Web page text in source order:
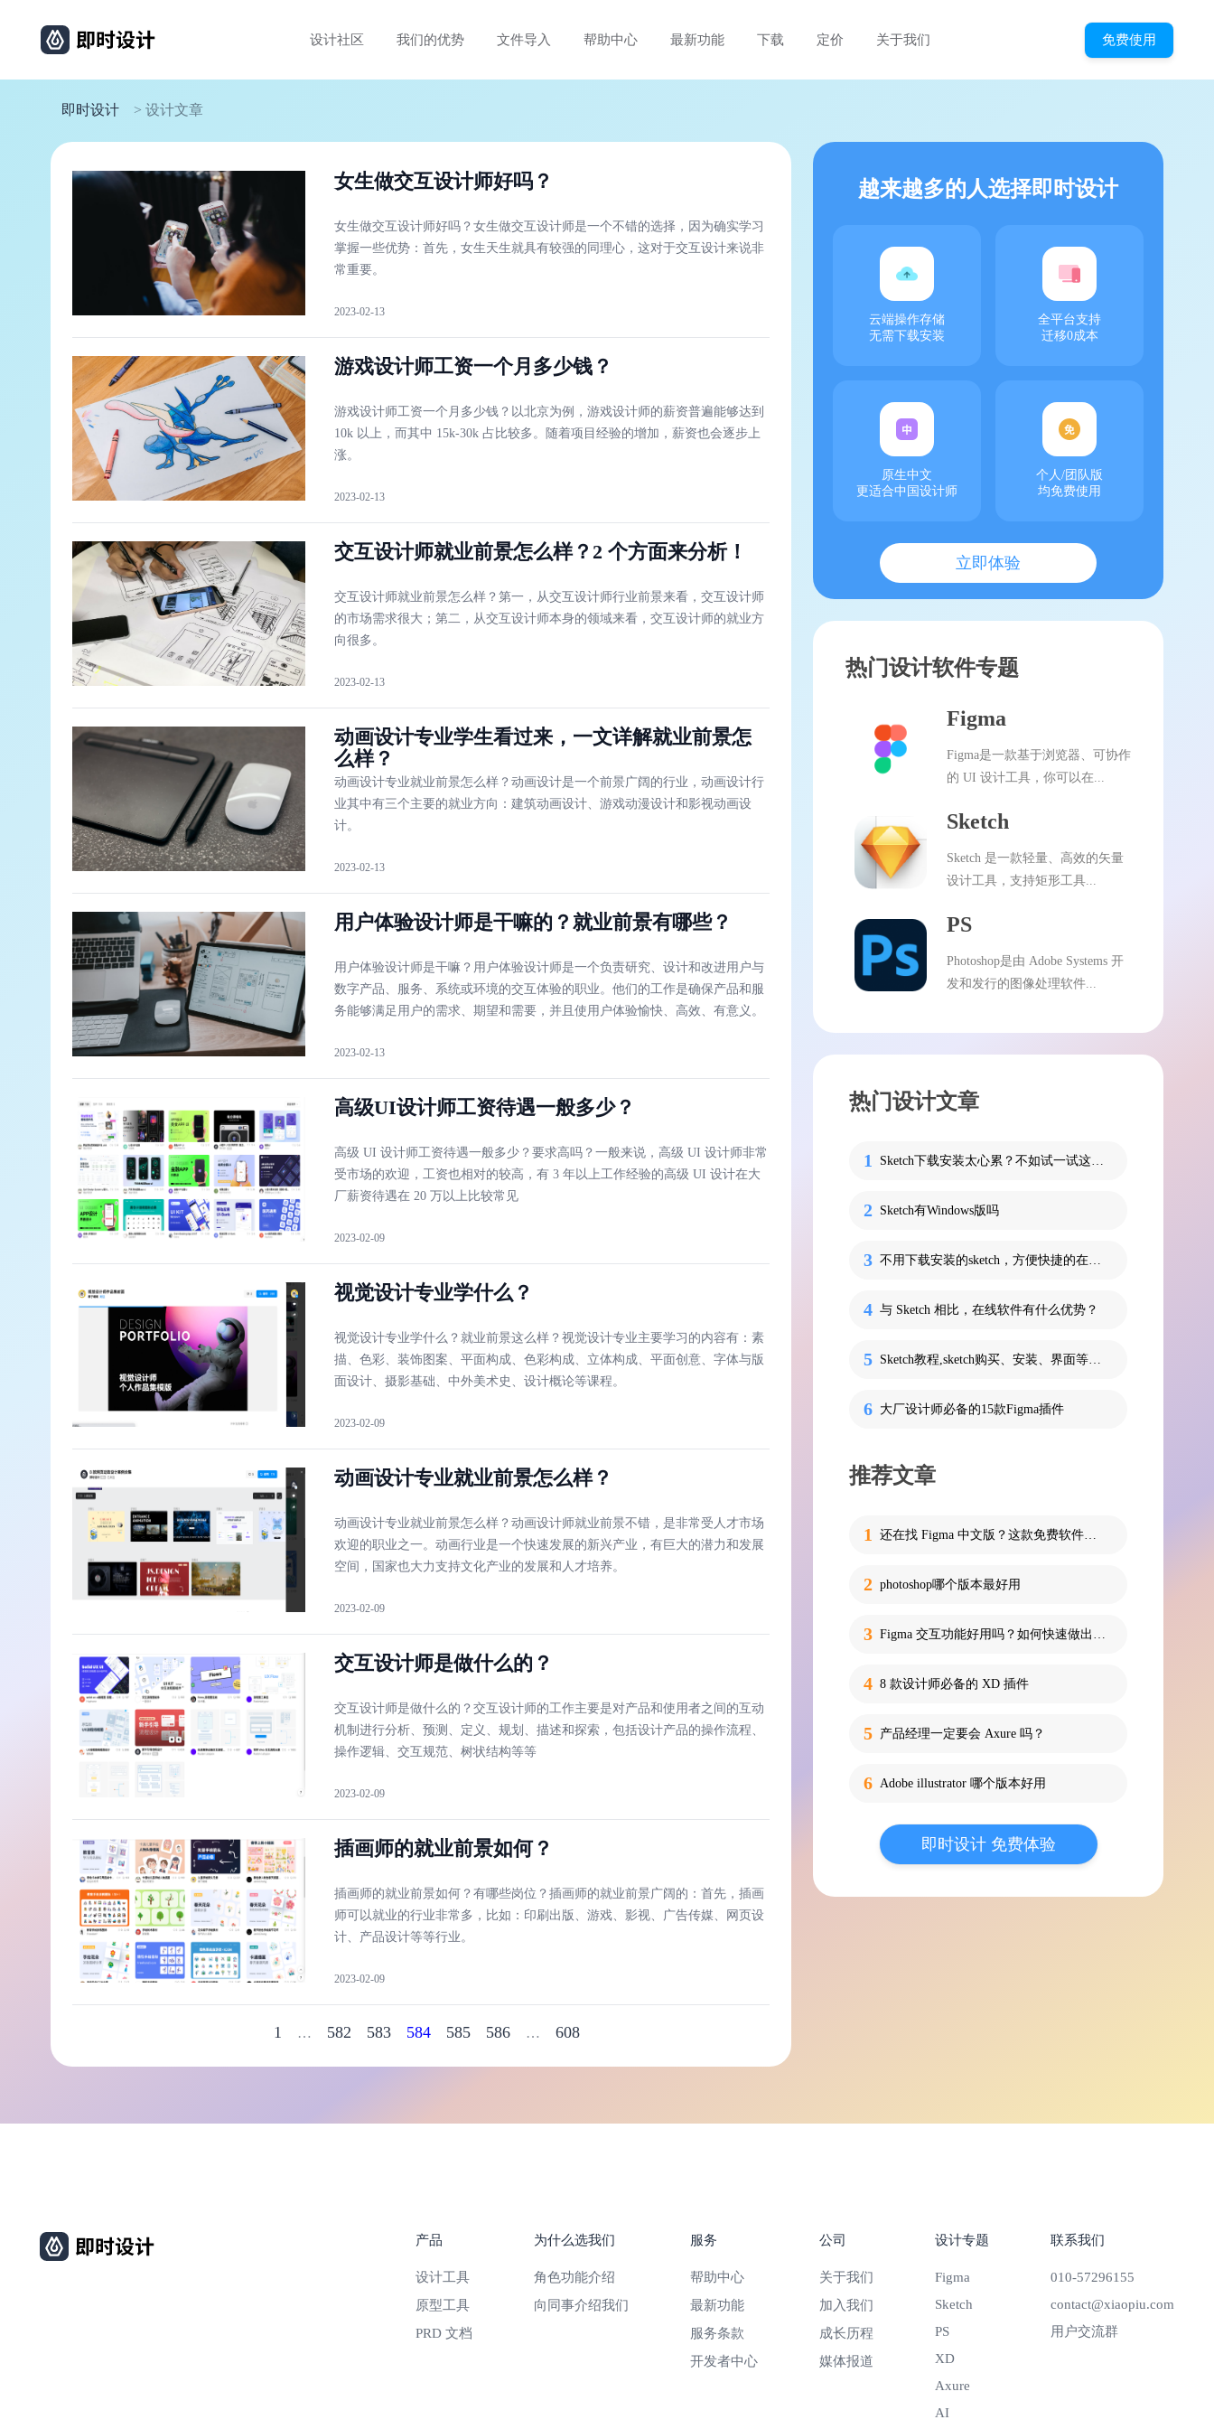
设计社区 我们的优势 文件导入 帮助中心 最新功能 下载 定价 关于我们 免费使用
即时设计 > 设计文章
女生做交互设计师好吗？
女生做交互设计师好吗？女生做交互设计师是一个不错的选择，因为确实学习
掌握一些优势：首先，女生天生就具有较强的同理心，这对于交互设计来说非
常重要。
2023-02-13
游戏设计师工资一个月多少钱？
游戏设计师工资一个月多少钱？以北京为例，游戏设计师的薪资普遍能够达到
10k 以上，而其中 15k-30k 占比较多。随着项目经验的增加，薪资也会逐步上
涨。
2023-02-13
交互设计师就业前景怎么样？2 个方面来分析！
交互设计师就业前景怎么样？第一，从交互设计师行业前景来看，交互设计师
的市场需求很大；第二，从交互设计师本身的领域来看，交互设计师的就业方
向很多。
2023-02-13
动画设计专业学生看过来，一文详解就业前景怎
么样？
动画设计专业就业前景怎么样？动画设计是一个前景广阔的行业，动画设计行
业其中有三个主要的就业方向：建筑动画设计、游戏动漫设计和影视动画设
计。
2023-02-13
用户体验设计师是干嘛的？就业前景有哪些？
用户体验设计师是干嘛？用户体验设计师是一个负责研究、设计和改进用户与
数字产品、服务、系统或环境的交互体验的职业。他们的工作是确保产品和服
务能够满足用户的需求、期望和需要，并且使用户体验愉快、高效、有意义。
2023-02-13
高级UI设计师工资待遇一般多少？
高级 UI 设计师工资待遇一般多少？要求高吗？一般来说，高级 UI 设计师非常
受市场的欢迎，工资也相对的较高，有 3 年以上工作经验的高级 UI 设计在大
厂薪资待遇在 20 万以上比较常见
2023-02-09
视觉设计专业学什么？
视觉设计专业学什么？就业前景这么样？视觉设计专业主要学习的内容有：素
描、色彩、装饰图案、平面构成、色彩构成、立体构成、平面创意、字体与版
面设计、摄影基础、中外美术史、设计概论等课程。
2023-02-09
动画设计专业就业前景怎么样？
动画设计专业就业前景怎么样？动画设计师就业前景不错，是非常受人才市场
欢迎的职业之一。动画行业是一个快速发展的新兴产业，有巨大的潜力和发展
空间，国家也大力支持文化产业的发展和人才培养。
2023-02-09
交互设计师是做什么的？
交互设计师是做什么的？交互设计师的工作主要是对产品和使用者之间的互动
机制进行分析、预测、定义、规划、描述和探索，包括设计产品的操作流程、
操作逻辑、交互规范、树状结构等等
2023-02-09
插画师的就业前景如何？
插画师的就业前景如何？有哪些岗位？插画师的就业前景广阔的：首先，插画
师可以就业的行业非常多，比如：印刷出版、游戏、影视、广告传媒、网页设
计、产品设计等等行业。
2023-02-09
1 … 582 583 584 585 586 … 608
越来越多的人选择即时设计
云端操作存储
无需下载安装
全平台支持
迁移0成本
原生中文
更适合中国设计师
个人/团队版
均免费使用
立即体验
热门设计软件专题
Figma
Figma是一款基于浏览器、可协作
的 UI 设计工具，你可以在...
Sketch
Sketch 是一款轻量、高效的矢量
设计工具，支持矩形工具...
PS
Photoshop是由 Adobe Systems 开
发和发行的图像处理软件...
热门设计文章
Sketch有Windows版吗
与 Sketch 相比，在线软件有什么优势？
大厂设计师必备的15款Figma插件
推荐文章
photoshop哪个版本最好用
8 款设计师必备的 XD 插件
产品经理一定要会 Axure 吗？
Adobe illustrator 哪个版本好用
即时设计 免费体验
产品
设计工具
原型工具
PRD 文档
为什么选我们
角色功能介绍
向同事介绍我们
服务
帮助中心
最新功能
服务条款
开发者中心
公司
关于我们
加入我们
成长历程
媒体报道
设计专题
Figma
Sketch
PS
XD
Axure
AI
联系我们
010-57296155
contact@xiaopiu.com
用户交流群